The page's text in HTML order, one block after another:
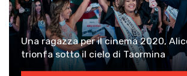
Una ragazza per il cinema 2020,
trionfa sotto il cielo di Taormina